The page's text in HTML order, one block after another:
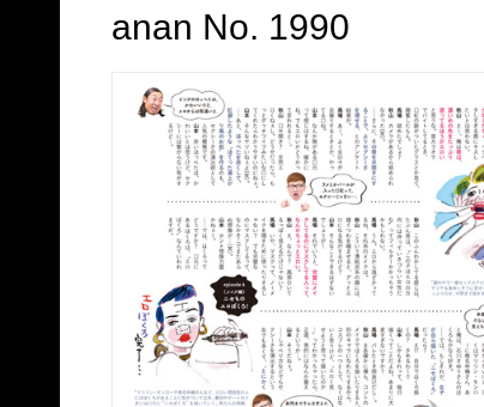
anan No. 1990